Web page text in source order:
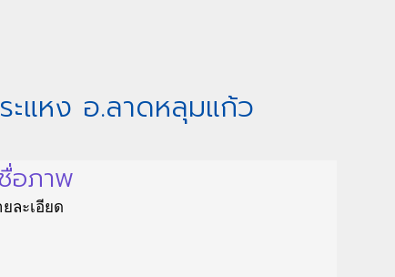
แหง อ.ลาดหลุมแก้ว
อภาพ
ละเอียด